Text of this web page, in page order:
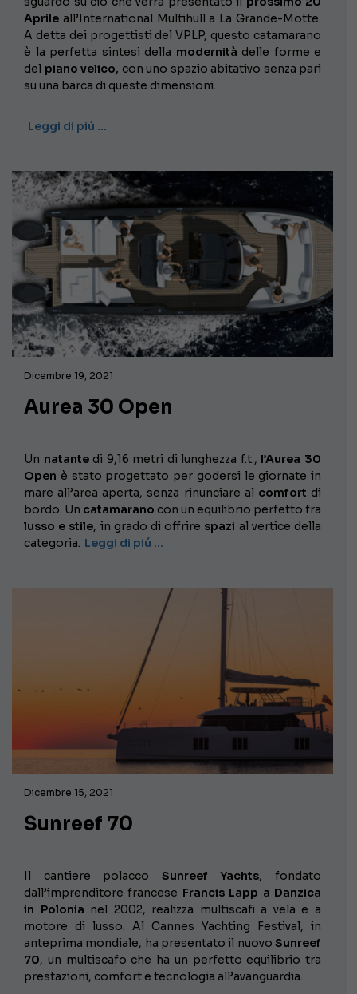
Aprile all’International Multihull a La Grande-Motte.
A detta dei progettisti del VPLP, questo catamarano
è la perfetta sintesi della modernità delle forme e
del piano velico, con uno spazio abitativo senza pari
su una barca di queste dimensioni.
Leggi di piú …
Dicembre 19, 2021
Aurea 30 Open
Un natantedi 9,16 metri di lunghezza f.t.,l’Aurea 30
Open è stato progettato per godersi le giornate in
mare all’area aperta, senza rinunciare al comfort di
bordo. Un catamarano con un equilibrio perfetto fra
lusso e stile, in grado di offrire spazi al vertice della
categoria. Leggi di piú …
Dicembre 15, 2021
Sunreef 70
Il cantiere polacco Sunreef Yachts, fondato
dall’imprenditore francese Francis Lapp a Danzica
in Polonia nel 2002, realizza multiscafi a vela e a
motore di lusso. Al Cannes Yachting Festival, in
anteprima mondiale, ha presentato il nuovo Sunreef
70, un multiscafo che ha un perfetto equilibrio tra
prestazioni, comfort e tecnologia all’avanguardia.